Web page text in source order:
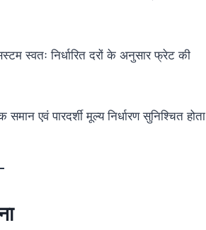
स्वतः निर्धारित दरों के अनुसार फ्रेट की
एवं पारदर्शी मूल्य निर्धारण सुनिश्चित होता